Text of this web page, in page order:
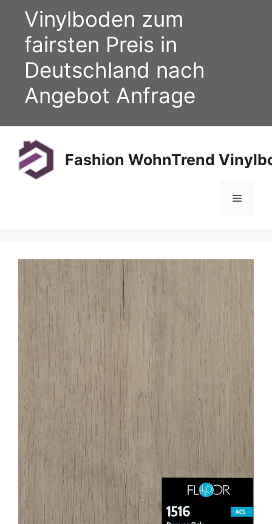
springen
Vinylboden zum
fairsten Preis in
Deutschland nach
Angebot Anfrage
Fashion WohnTrend
Menü